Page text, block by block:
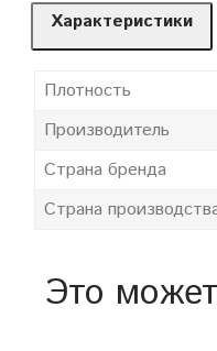
Характеристики
Плотность
Производитель
Страна бренда
Страна
Это